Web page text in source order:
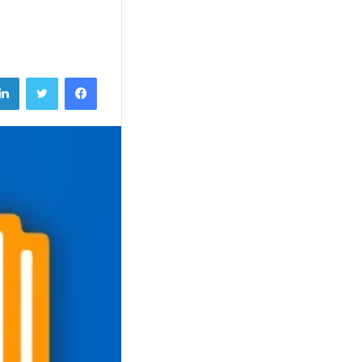
فيسبوك تويتر